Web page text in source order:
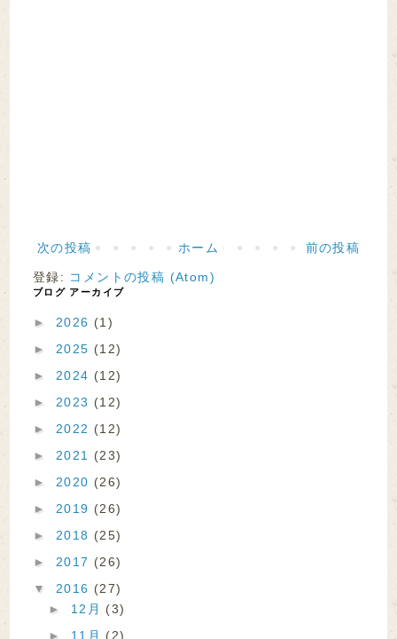
次の投稿 前の投稿
ホーム
登録: コメントの投稿 (Atom)
ブログ アーカイブ
► 2026 (1)
► 2025 (12)
► 2024 (12)
► 2023 (12)
► 2022 (12)
► 2021 (23)
► 2020 (26)
► 2019 (26)
► 2018 (25)
► 2017 (26)
▼ 2016 (27)
► 12月 (3)
► 11月 (2)